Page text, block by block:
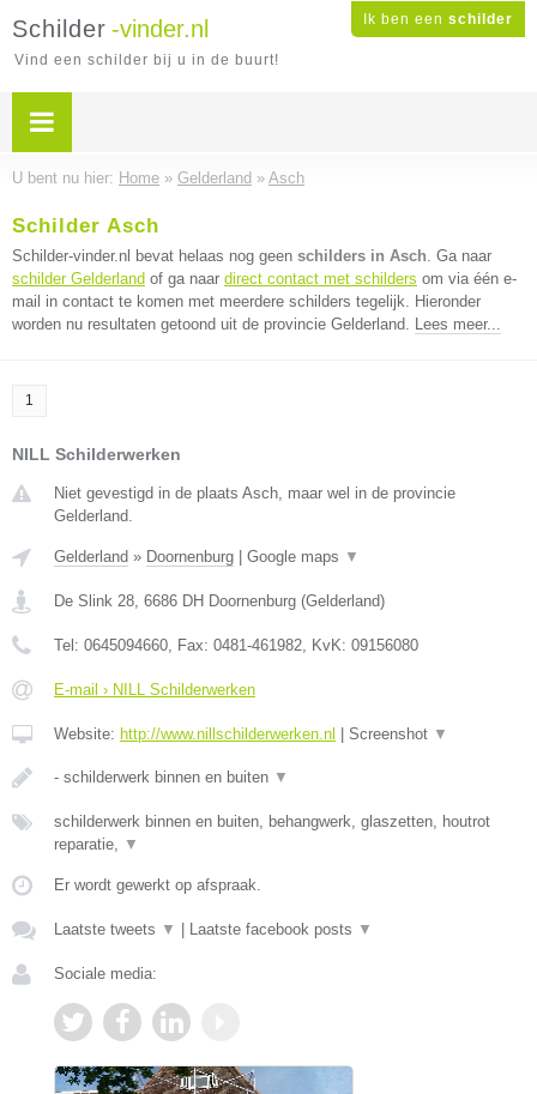
Ik ben een schilder
Schilder -vinder.nl
Vind een schilder bij u in de buurt!
U bent nu hier: Home » Gelderland » Asch
Schilder Asch
Schilder-vinder.nl bevat helaas nog geen schilders in Asch. Ga naar
schilder Gelderland of ga naar direct contact met schilders om via één e-
mail in contact te komen met meerdere schilders tegelijk. Hieronder
worden nu resultaten getoond uit de provincie Gelderland. Lees meer...
1
NILL Schilderwerken
Niet gevestigd in de plaats Asch, maar wel in de provincie
Gelderland.
Gelderland » Doornenburg Google maps ▼
De Slink 28, 6686 DH Doornenburg (Gelderland)
Tel: 0645094660, Fax: 0481-461982, KvK: 09156080
E-mail › NILL Schilderwerken
Website: http://www.nillschilderwerken.nl Screenshot ▼
- schilderwerk binnen en buiten ▼
schilderwerk binnen en buiten, behangwerk, glaszetten, houtrot
reparatie, ▼
Er wordt gewerkt op afspraak.
Laatste tweets ▼ Laatste facebook posts ▼
Sociale media: